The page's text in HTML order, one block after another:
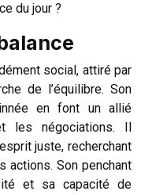
du jour ?
social, attiré par
de l’équilibre. Son
en font un allié
les négociations. Il
juste, recherchant
actions. Son penchant
et sa capacité de